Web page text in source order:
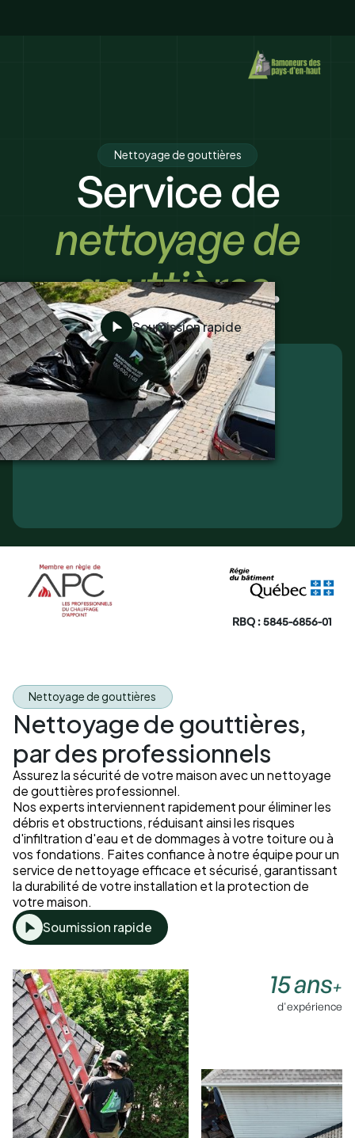
Nettoyage de gouttières
Service de
nettoyage de
gouttières.
Soumission rapide
RBQ : 5845-6856-01
Nettoyage de gouttières
Nettoyage de gouttières,
par des professionnels
Assurez la sécurité de votre maison avec un nettoyage
de gouttières professionnel.
Nos experts interviennent rapidement pour éliminer les
débris et obstructions, réduisant ainsi les risques
d'infiltration d'eau et de dommages à votre toiture ou à
vos fondations. Faites confiance à notre équipe pour un
service de nettoyage efficace et sécurisé, garantissant
la durabilité de votre installation et la protection de
votre maison.
Soumission rapide
15 ans+
d'expérience